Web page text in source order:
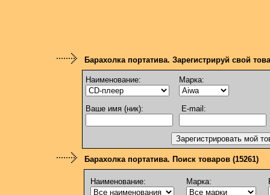
Барахолка портатива. Зарегистрируй свой
Наименование: Марка:
Ваше имя (ник): E-mail:
Барахолка портатива. Поиск товаров (15261)
Наименование: Марка: